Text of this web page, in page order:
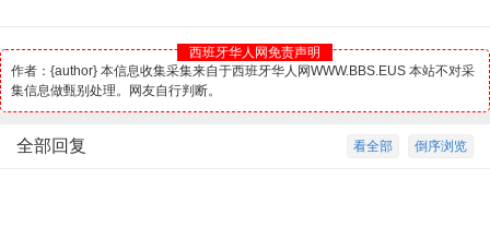
西班牙华人网免责声明
作者：{author} 本信息收集采集来自于西班牙华人网WWW.BBS.EUS 本站不对采
集信息做甄别处理。网友自行判断。
倒序浏览
看全部
全部回复